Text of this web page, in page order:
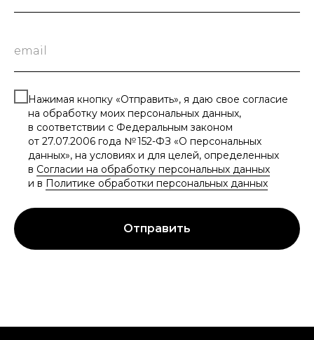
Нажимая кнопку «Отправить», я даю свое согласие
на обработку моих персональных данных,
в соответствии с Федеральным законом
от 27.07.2006 года № 152-ФЗ «О персональных
данных», на условиях и для целей, определенных
в Согласии на обработку персональных данных
и в Политике обработки персональных данных
Отправить